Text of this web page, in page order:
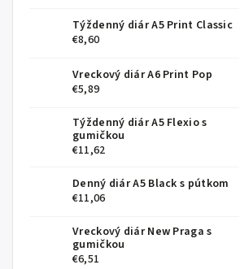
Týždenný diár A5 Print Classic
€8,60
Vreckový diár A6 Print Pop
€5,89
Týždenný diár A5 Flexio s
gumičkou
€11,62
Denný diár A5 Black s pútkom
€11,06
Vreckový diár New Praga s
gumičkou
€6,51